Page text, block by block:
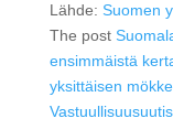
Lähde: Suomen
The post
ensimmäistä
yksittäisen